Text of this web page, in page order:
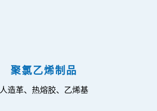
聚氯乙烯制品
人造革、热熔胶、乙烯基